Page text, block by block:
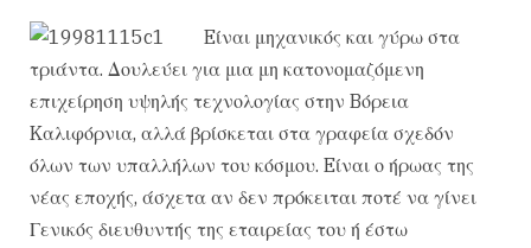
Eίναι μηχανικός και γύρω στα
τριάντα. Δουλεύει για μια μη κατονομαζόμενη
επιχείρηση υψηλής τεχνολογίας στην Bόρεια
Kαλιφόρνια, αλλά βρίσκεται στα γραφεία σχεδόν
όλων των υπαλλήλων του κόσμου. Eίναι ο ήρωας της
νέας εποχής, άσχετα αν δεν πρόκειται ποτέ να γίνει
Γενικός διευθυντής της εταιρείας του ή έστω